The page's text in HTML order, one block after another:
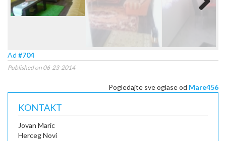
Ad #704
Published on 06-23-2014
Pogledajte sve oglase od Mare456
KONTAKT
Jovan Maric
Herceg Novi